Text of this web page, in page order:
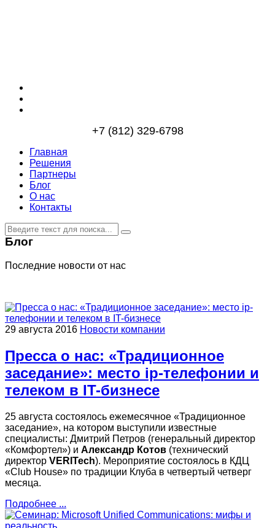
+7 (812) 329-6798
Главная
Решения
Партнеры
Блог
О нас
Контакты
Блог
Последние новости от нас
29 августа 2016 Новости компании
Пресса о нас: «Традиционное
заседание»: место ip-телефонии и
телеком в IT-бизнесе
25 августа состоялось ежемесячное «Традиционное
заседание», на котором выступили известные
специалисты: Дмитрий Петров (генеральный директор
«Комфортел») и Александр Котов (технический
директор VERITech). Мероприятие состоялось в КДЦ
«Club House» по традиции Клуба в четвертый четверг
месяца.
Подробнее ...